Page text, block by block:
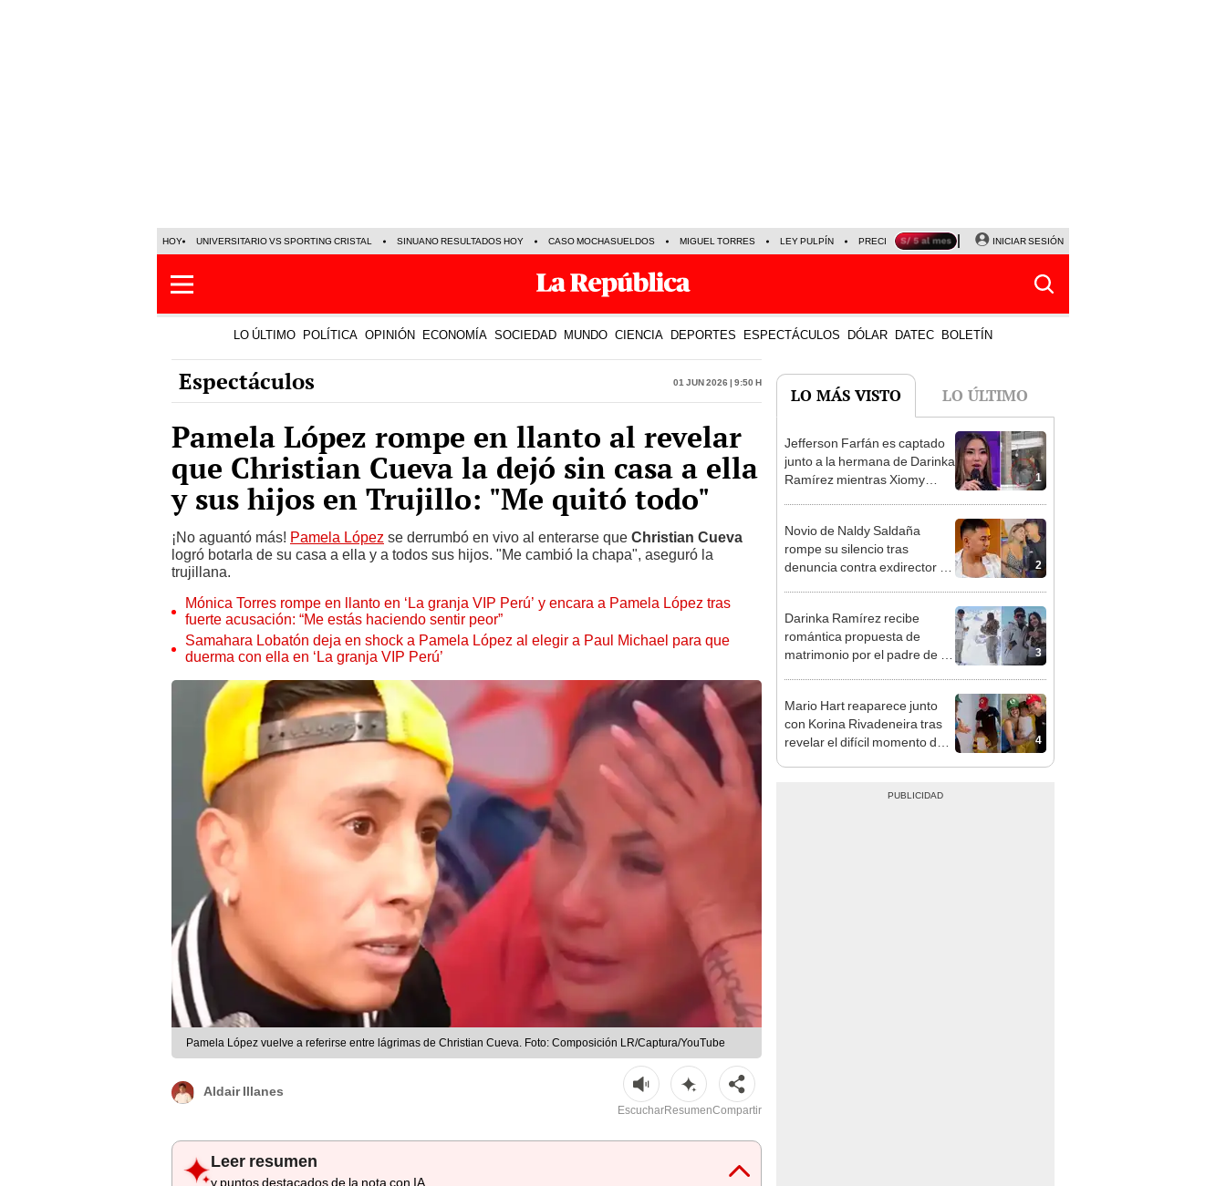
HOY UNIVERSITARIO VS SPORTING CRISTAL SINUANO RESULTADOS HOY CASO MOCHASUELDOS MIGUEL TORRES LEY PULPÍN PRECIO DEL DÓLAR CORTE DE LUZ VIERNES 7 DE AGOSTO
INICIAR SESIÓN
LO ÚLTIMO POLÍTICA OPINIÓN ECONOMÍA SOCIEDAD MUNDO CIENCIA DEPORTES ESPECTÁCULOS DÓLAR DATEC BOLETÍN
Espectáculos 01 Jun 2026 | 9:50 h
Pamela López rompe en llanto al revelar
que Christian Cueva la dejó sin casa a ella
y sus hijos en Trujillo: "Me quitó todo"
¡No aguantó más! Pamela López se derrumbó en vivo al enterarse que Christian Cueva
logró botarla de su casa a ella y a todos sus hijos. "Me cambió la chapa", aseguró la
trujillana.
Mónica Torres rompe en llanto en ‘La granja VIP Perú’ y encara a Pamela López tras
fuerte acusación: “Me estás haciendo sentir peor”
Samahara Lobatón deja en shock a Pamela López al elegir a Paul Michael para que
duerma con ella en ‘La granja VIP Perú’
Pamela López vuelve a referirse entre lágrimas de Christian Cueva. Foto: Composición LR/Captura/YouTube
Aldair Illanes
EscucharResumenCompartir
Leer resumen
y puntos destacados de la nota con IA
LO MÁS VISTO LO ÚLTIMO
1
Jefferson Farfán es captado
junto a la hermana de Darinka
Ramírez mientras Xiomy
2
Novio de Naldy Saldaña
rompe su silencio tras
denuncia contra exdirector de
3
Darinka Ramírez recibe
romántica propuesta de
matrimonio por el padre de su
4
Mario Hart reaparece junto
con Korina Rivadeneira tras
revelar el difícil momento de